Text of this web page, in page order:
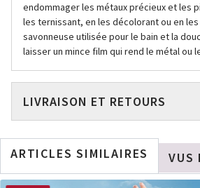
endommager les métaux précieux et les
les ternissant, en les décolorant ou en les
savonneuse utilisée pour le bain et la
laisser un mince film qui rend le métal ou
LIVRAISON ET RETOURS
ARTICLES SIMILAIRES VUS